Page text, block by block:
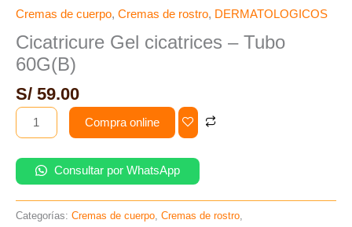
Cremas de cuerpo, Cremas de rostro, DERMATOLOGICOS
Cicatricure Gel cicatrices – Tubo
60G(B)
S/ 59.00
cicatrices
Tubo
60G(B)
cantidad
Compra online
Consultar por WhatsApp
Categorías: Cremas de cuerpo Cremas de rostro